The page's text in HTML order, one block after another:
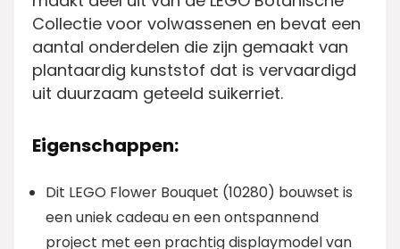
Collectie voor volwassenen en bevat een
aantal onderdelen die zijn gemaakt van
plantaardig kunststof dat is vervaardigd
uit duurzaam geteeld suikerriet.
Eigenschappen:
Dit LEGO Flower Bouquet (10280) bouwset is
een uniek cadeau en een ontspannend
project met een prachtig displaymodel van